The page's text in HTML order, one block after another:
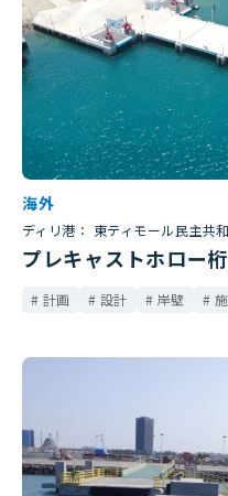
海外
ディリ港： 東ティモール民主共
プレキャストホロー
計画 設計 岸壁